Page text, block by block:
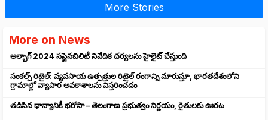
More Stories
More on News
అల్బాగ్ 2024 సస్టైనబిలిటీ నివేదిక చర్యలను హైలైట్ చేస్తుంది
సంకల్ప్ రిటైల్: వ్యవసాయ ఉత్పత్తుల రిటైల్ రంగాన్ని మారుస్తూ, భారతదేశంలోని
గ్రామాల్లో వ్యాపార అవకాశాలను విస్తరించడం
తడిసిన ధాన్యానికీ భరోసా – తెలంగాణ ప్రభుత్వం నిర్ణయం, రైతులకు ఊరట